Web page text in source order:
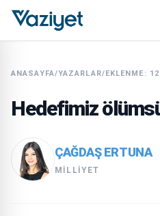
ANASAYFA/YAZARLAR/EKLENME:
Hedefimiz
ÇAĞDAŞ ERTUNA
MILLIYET